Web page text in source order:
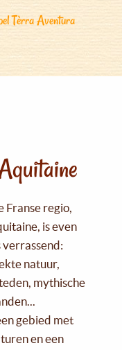
Tèrra Aventura
Franse regio,
is even
verrassend:
natuur,
mythische
gebied met
en een